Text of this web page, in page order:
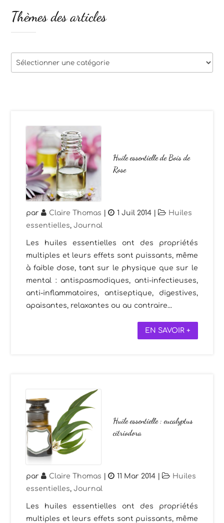
Huile essentielle de Bois de
Rose
par Claire Thomas | 1 Juil 2014 |
Huiles
essentielles,Journal
Les huiles essentielles ont des propriétés
multiples et leurs effets sont puissants, même
à faible dose, tant sur le physique que sur le
mental : antispasmodiques, anti-infectieuses,
anti-inflammatoires, antiseptique, digestives,
apaisantes, relaxantes ou au contraire...
EN SAVOIR +
Huile essentielle : eucalyptus
citriodora
par Claire Thomas | 11 Mar 2014 |
Huiles
essentielles,Journal
Les huiles essentielles ont des propriétés
multiples et leurs effets sont puissants, même
Thèmes des articles
Thèmes
des